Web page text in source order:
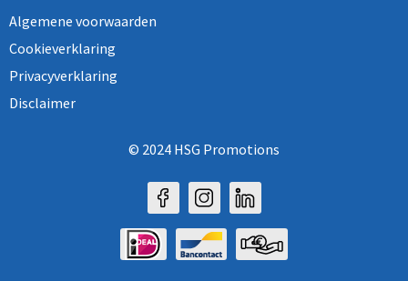
Algemene voorwaarden
Cookieverklaring
Privacyverklaring
Disclaimer
© 2024 HSG Promotions